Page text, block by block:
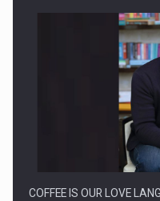
Proteinmaxxing and the
COFFEE IS OUR LOVE